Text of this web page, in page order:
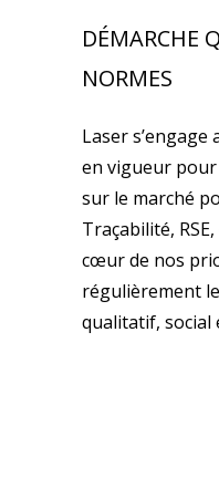
DÉMARCHE
NORMES
Laser
en vigueur pour
sur le marché
Traçabilité,
cœur de nos
régulièrement
qualitatif, social